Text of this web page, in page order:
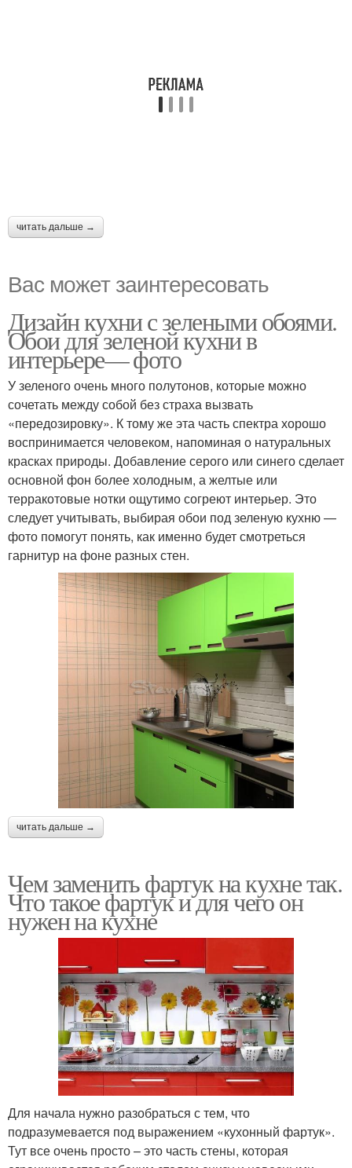
читать дальше →
Вас может заинтересовать
Дизайн кухни с зелеными обоями.
Обои для зеленой кухни в
интерьере— фото
У зеленого очень много полутонов, которые можно
сочетать между собой без страха вызвать
«передозировку». К тому же эта часть спектра хорошо
воспринимается человеком, напоминая о натуральных
красках природы. Добавление серого или синего сделает
основной фон более холодным, а желтые или
терракотовые нотки ощутимо согреют интерьер. Это
следует учитывать, выбирая обои под зеленую кухню —
фото помогут понять, как именно будет смотреться
гарнитур на фоне разных стен.
читать дальше →
Чем заменить фартук на кухне так.
Что такое фартук и для чего он
нужен на кухне
Для начала нужно разобраться с тем, что
подразумевается под выражением «кухонный фартук».
Тут все очень просто – это часть стены, которая